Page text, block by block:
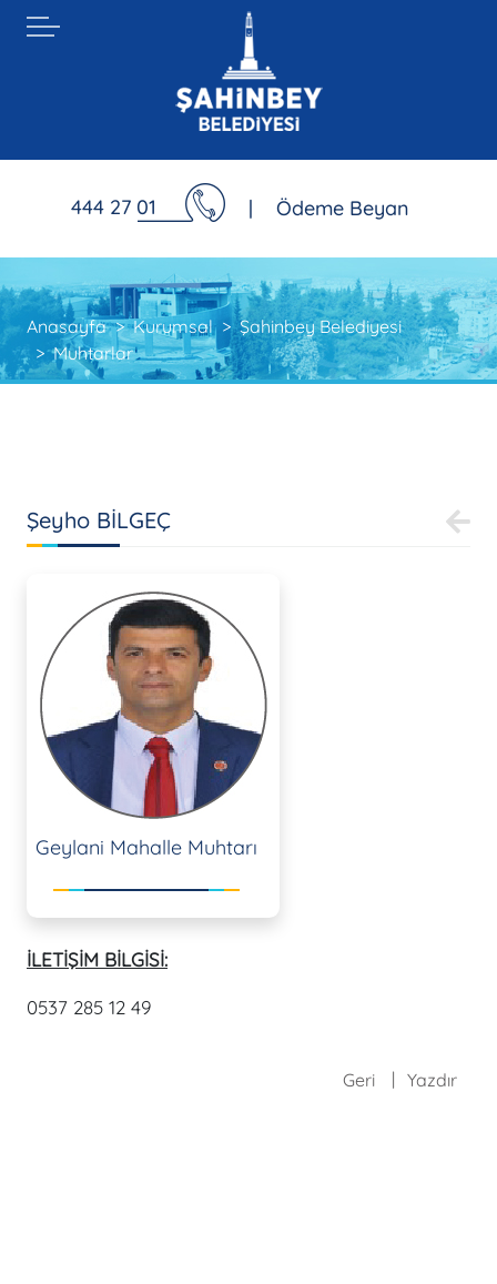
444 27 01 | Ödeme Beyan
Anasayfa Kurumsal
Şahinbey Belediyesi
Muhtarlar
Şeyho BİLGEÇ
Geylani Mahalle Muhtarı
İLETİŞİM BİLGİSİ:
0537 285 12 49
Geri Yazdır